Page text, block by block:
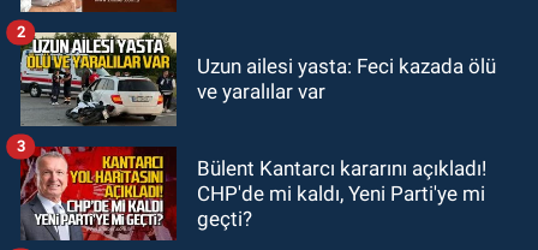
10:14Polis Akademisi Başkanlığı
GÜNDEM
00:22Emirhan Erdem YENİ Parti İl
yönetiminden neden yok?
Uzun ailesi yasta: Feci kazada ölü
ve yaralılar var
2
Bülent Kantarcı kararını açıkladı!
CHP'de mi kaldı, Yeni Parti'ye mi
geçti?
3